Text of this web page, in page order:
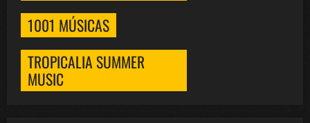
1001 MÚSICAS
TROPICALIA SUMMER
MUSIC